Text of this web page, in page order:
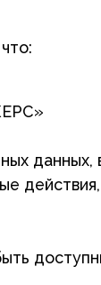
другим